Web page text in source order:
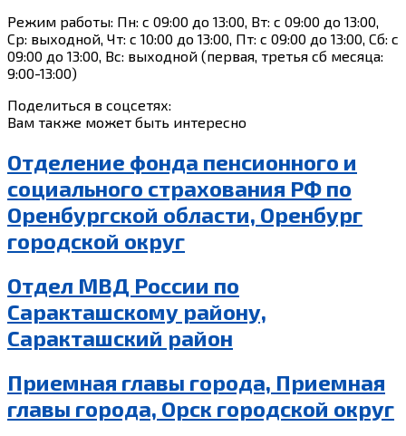
Режим работы: Пн: с 09:00 до 13:00, Вт: с 09:00 до 13:00,
Ср: выходной, Чт: с 10:00 до 13:00, Пт: с 09:00 до 13:00, Сб: с
09:00 до 13:00, Вс: выходной (первая, третья сб месяца:
9:00-13:00)
Поделиться в соцсетях:
Вам также может быть интересно
Отделение фонда пенсионного и
социального страхования РФ по
Оренбургской области, Оренбург
городской округ
Отдел МВД России по
Саракташскому району,
Саракташский район
Приемная главы города, Приемная
главы города, Орск городской округ